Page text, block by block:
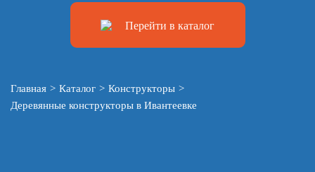
Перейти в каталог
Главная > Каталог > Конструкторы >
Деревянные конструкторы в Ивантеевке